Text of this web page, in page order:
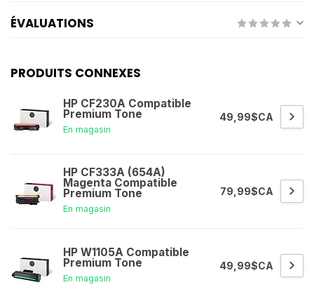
ÉVALUATIONS
PRODUITS CONNEXES
HP CF230A Compatible
Premium Tone
En magasin
49,99$CA
HP CF333A (654A)
Magenta Compatible
Premium Tone
En magasin
79,99$CA
HP W1105A Compatible
Premium Tone
En magasin
49,99$CA